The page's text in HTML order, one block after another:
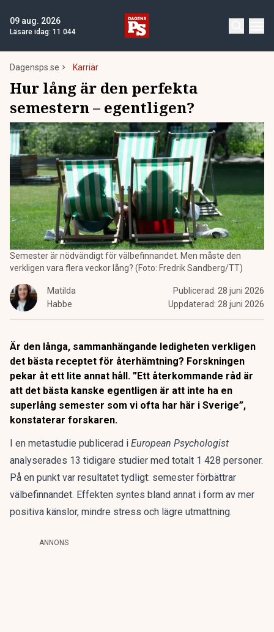
09 aug. 2026
Läsare idag: 11 044
Dagensps.se Karriär
Hur lång är den perfekta
semestern – egentligen?
Semester är nödvändigt för välbefinnandet. Men måste den
verkligen vara flera veckor lång? (Foto: Fredrik Sandberg/TT)
Matilda
Habbe
Publicerad: 28 juni 2026
Uppdaterad: 28 juni 2026
Är den långa, sammanhängande ledigheten verkligen
det bästa receptet för återhämtning? Forskningen
pekar åt ett lite annat håll. ”Ett återkommande råd är
att det bästa kanske egentligen är att inte ha en
superlång semester som vi ofta har här i Sverige”,
konstaterar forskaren.
I en metastudie publicerad i European Psychologist
analyserades 13 tidigare studier med totalt 1 428 personer.
På en punkt var resultatet tydligt: semester förbättrar
välbefinnandet. Effekten syntes bland annat i form av mer
positiva känslor, mindre stress och lägre utmattning.
ANNONS